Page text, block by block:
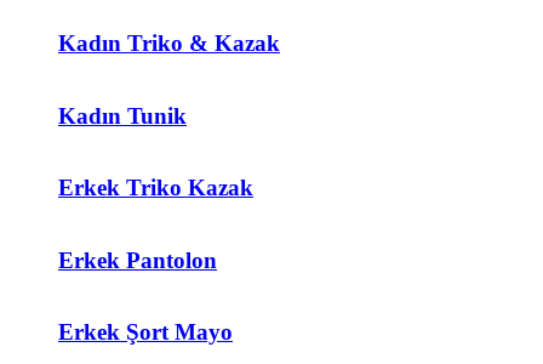
Kadın Triko & Kazak
Kadın Tunik
Erkek Triko Kazak
Erkek Pantolon
Erkek Şort Mayo